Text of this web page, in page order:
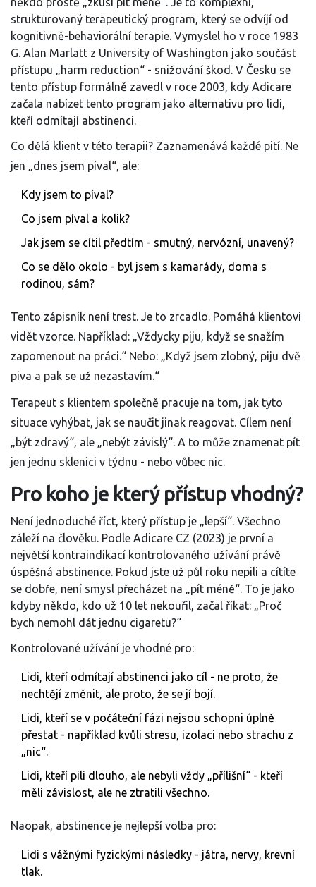
strukturovaný terapeutický program, který se odvíjí od
kognitivně-behaviorální terapie. Vymyslel ho v roce 1983
G. Alan Marlatt z University of Washington jako součást
přístupu „harm reduction“ - snižování škod. V Česku se
tento přístup formálně zavedl v roce 2003, kdy Adicare
začala nabízet tento program jako alternativu pro lidi,
kteří odmítají abstinenci.
Co dělá klient v této terapii? Zaznamenává každé pití. Ne
jen „dnes jsem píval“, ale:
Kdy jsem to píval?
Co jsem píval a kolik?
Jak jsem se cítil předtím - smutný, nervózní, unavený?
Co se dělo okolo - byl jsem s kamarády, doma s
rodinou, sám?
Tento zápisník není trest. Je to zrcadlo. Pomáhá klientovi
vidět vzorce. Například: „Vždycky piju, když se snažím
zapomenout na práci.“ Nebo: „Když jsem zlobný, piju dvě
piva a pak se už nezastavím.“
Terapeut s klientem společně pracuje na tom, jak tyto
situace vyhýbat, jak se naučit jinak reagovat. Cílem není
„být zdravý“, ale „nebýt závislý“. A to může znamenat pít
jen jednu sklenici v týdnu - nebo vůbec nic.
Pro koho je který přístup vhodný?
Není jednoduché říct, který přístup je „lepší“. Všechno
záleží na člověku. Podle Adicare CZ (2023) je první a
největší kontraindikací kontrolovaného užívání právě
úspěšná abstinence. Pokud jste už půl roku nepili a cítíte
se dobře, není smysl přecházet na „pít méně“. To je jako
kdyby někdo, kdo už 10 let nekouřil, začal říkat: „Proč
bych nemohl dát jednu cigaretu?“
Kontrolované užívání je vhodné pro:
Lidi, kteří odmítají abstinenci jako cíl - ne proto, že
nechtějí změnit, ale proto, že se jí bojí.
Lidi, kteří se v počáteční fázi nejsou schopni úplně
přestat - například kvůli stresu, izolaci nebo strachu z
„nic“.
Lidi, kteří pili dlouho, ale nebyli vždy „přílišní“ - kteří
měli závislost, ale ne ztratili všechno.
Naopak, abstinence je nejlepší volba pro:
Lidi s vážnými fyzickými následky - játra, nervy, krevní
tlak.